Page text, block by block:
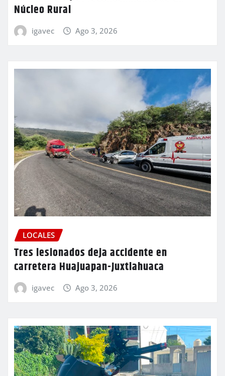
Núcleo Rural
igavec Ago 3, 2026
LOCALES
Tres lesionados deja accidente en
carretera Huajuapan-Juxtlahuaca
igavec Ago 3, 2026